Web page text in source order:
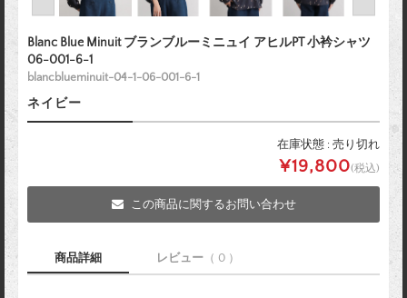
Blanc Blue Minuit ブランブルーミニュイ アヒルPT 小衿シャツ
06-001-6-1
blancblueminuit-04-1-06-001-6-1
ネイビー
在庫状態 : 売り切れ
¥19,800(税込)
この商品に関するお問い合わせ
商品詳細 レビュー （ 0 ）